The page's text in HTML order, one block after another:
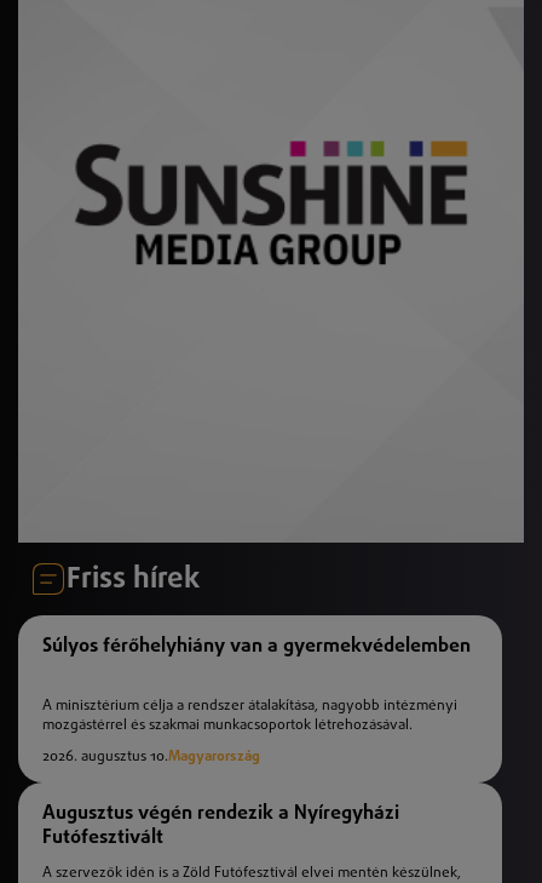
Friss hírek
Súlyos férőhelyhiány van a gyermekvédelemben
A minisztérium célja a rendszer átalakítása, nagyobb intézményi
mozgástérrel és szakmai munkacsoportok létrehozásával.
2026. augusztus 10.Magyarország
Augusztus végén rendezik a Nyíregyházi
Futófesztivált
A szervezők idén is a Zöld Futófesztivál elvei mentén készülnek,